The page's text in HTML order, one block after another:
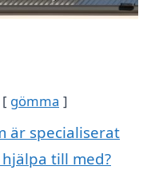
gömma
är specialiserat
till med?